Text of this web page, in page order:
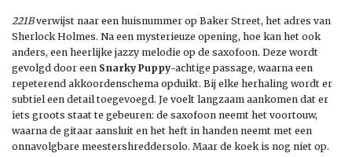
221Bverwijst naar een huisnummer op Baker Street, het adres van
Sherlock Holmes. Na een mysterieuze opening, hoe kan het ook
anders, een heerlijke jazzy melodie op de saxofoon. Deze wordt
gevolgd door een Snarky Puppy-achtige passage, waarna een
repeterend akkoordenschema opduikt. Bij elke herhaling wordt er
subtiel een detail toegevoegd. Je voelt langzaam aankomen dat er
iets groots staat te gebeuren: de saxofoon neemt het voortouw,
waarna de gitaar aansluit en het heft in handen neemt met een
onnavolgbare meestershreddersolo. Maar de koek is nog niet op.